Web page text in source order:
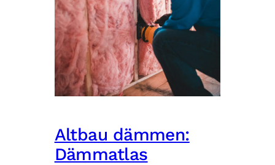
Altbau dämmen:
Dämmatlas